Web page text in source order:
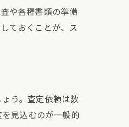
や各種書類の準備
ておくことが、ス
う。査定依頼は数
見込むのが一般的